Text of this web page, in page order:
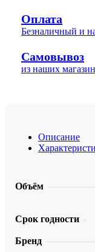
Оплата
Безналичный и
Самовывоз
из наших
Описание
Объём
Срок годности
Бренд